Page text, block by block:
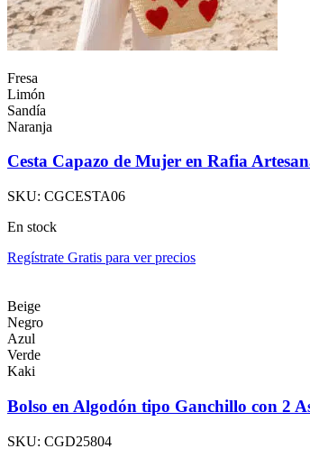
Fresa
Limón
Sandía
Naranja
Cesta Capazo de Mujer en Rafia
SKU: CGCESTA06
En stock
Regístrate Gratis para ver precios
Beige
Negro
Azul
Verde
Kaki
Bolso en Algodón tipo Ganchillo con 2
SKU: CGD25804